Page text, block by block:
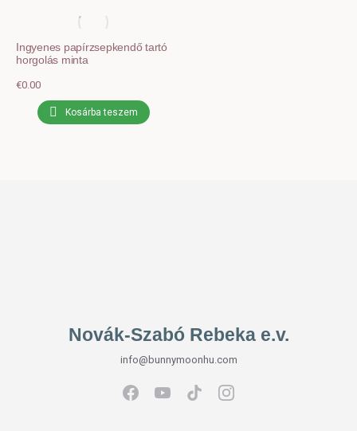
Ingyenes papírzsepkendő tartó
horgolás minta
€0.00
Kosárba teszem
Novák-Szabó Rebeka e.v.
info@bunnymoonhu.com